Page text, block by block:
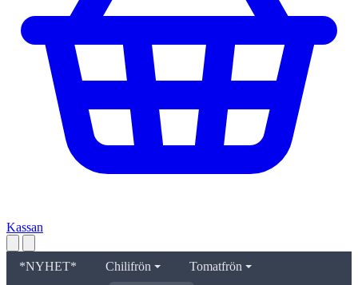
Kassan
*NYHET* Chilifrön Tomatfrön